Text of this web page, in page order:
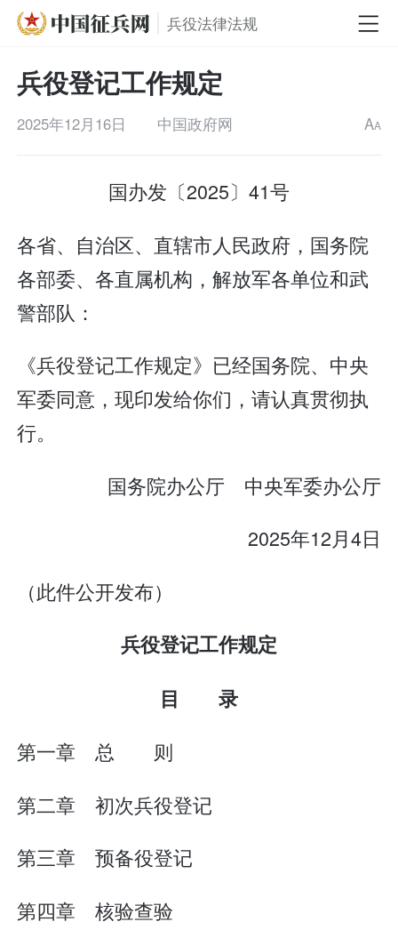
兵役法律法规
兵役登记工作规定
2025年12月16日 中国政府网 AA
国办发〔2025〕41号
各省、自治区、直辖市人民政府，国务院
各部委、各直属机构，解放军各单位和武
警部队：
《兵役登记工作规定》已经国务院、中央
军委同意，现印发给你们，请认真贯彻执
行。
国务院办公厅 中央军委办公厅
2025年12月4日
（此件公开发布）
兵役登记工作规定
目 录
第一章 总 则
第二章 初次兵役登记
第三章 预备役登记
第四章 核验查验